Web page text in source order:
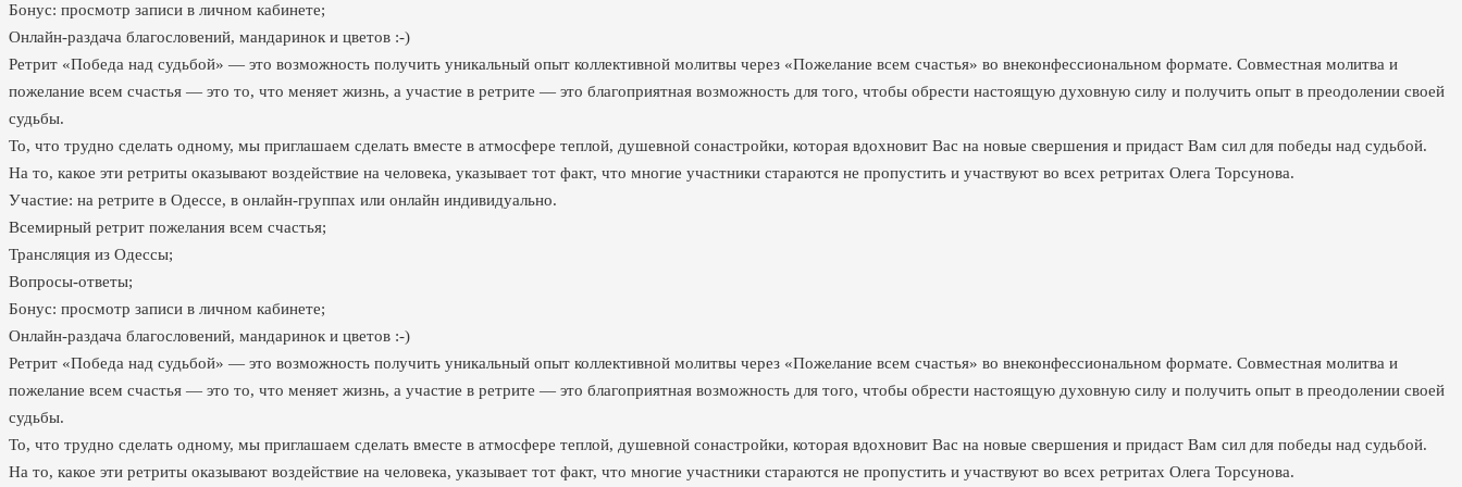
Бонус: просмотр записи в личном кабинете;
Онлайн-раздача благословений, мандаринок и цветов :-)
Ретрит «Победа над судьбой» — это возможность получить уникальный опыт коллективной молитвы через «Пожелание всем счастья» во внеконфессиональном формате. Совместная молитва и
пожелание всем счастья — это то, что меняет жизнь, а участие в ретрите — это благоприятная возможность для того, чтобы обрести настоящую духовную силу и получить опыт в преодолении своей
судьбы.
То, что трудно сделать одному, мы приглашаем сделать вместе в атмосфере теплой, душевной сонастройки, которая вдохновит Вас на новые свершения и придаст Вам сил для победы над судьбой.
На то, какое эти ретриты оказывают воздействие на человека, указывает тот факт, что многие участники стараются не пропустить и участвуют во всех ретритах Олега Торсунова.
Участие: на ретрите в Одессе, в онлайн-группах или онлайн индивидуально.
Всемирный ретрит пожелания всем счастья;
Трансляция из Одессы;
Вопросы-ответы;
Бонус: просмотр записи в личном кабинете;
Онлайн-раздача благословений, мандаринок и цветов :-)
Ретрит «Победа над судьбой» — это возможность получить уникальный опыт коллективной молитвы через «Пожелание всем счастья» во внеконфессиональном формате. Совместная молитва и
пожелание всем счастья — это то, что меняет жизнь, а участие в ретрите — это благоприятная возможность для того, чтобы обрести настоящую духовную силу и получить опыт в преодолении своей
судьбы.
То, что трудно сделать одному, мы приглашаем сделать вместе в атмосфере теплой, душевной сонастройки, которая вдохновит Вас на новые свершения и придаст Вам сил для победы над судьбой.
На то, какое эти ретриты оказывают воздействие на человека, указывает тот факт, что многие участники стараются не пропустить и участвуют во всех ретритах Олега Торсунова.